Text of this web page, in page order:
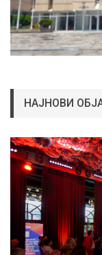
НАЈНОВИ